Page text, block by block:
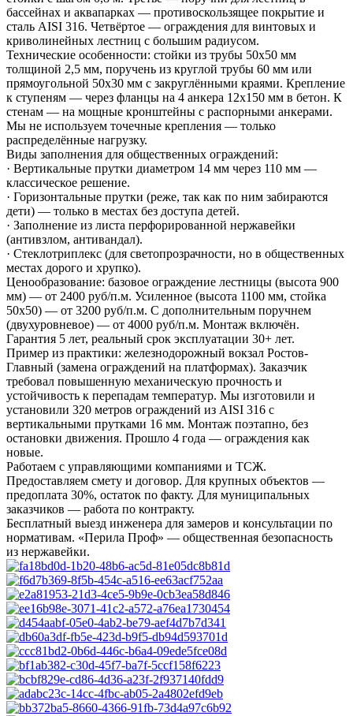
бассейнах и аквапарках — противоскользящее покрытие и
сталь AISI 316. Четвёртое — ограждения для винтовых и
криволинейных лестниц с большим радиусом.
Технические особенности: стойки из трубы 50х50 мм
толщиной 2,5 мм, поручень из круглой трубы 60 мм или
прямоугольной 50х30 мм с закруглёнными краями. Крепление
к ступеням — через фланцы на 4 анкера 12х150 мм в бетон. К
стенам — на мощные кронштейны с распорными анкерами.
Мы не используем точечные крепления — только
распределённые нагрузку.
Виды заполнения для общественных ограждений:
· Вертикальные прутки диаметром 14 мм через 110 мм —
классическое решение.
· Горизонтальные прутки (реже, так как по ним забираются
дети) — только в местах без доступа детей.
· Заполнение из листа перфорированной нержавейки
(антивзлом, антивандал).
· Стеклотриплекс (для светопрозрачности, но в общественных
местах дорого и хрупко).
Ценообразование: базовое ограждение лестницы (высота 900
мм) — от 2400 руб/п.м. Усиленное (высота 1100 мм, стойка
50х50) — от 3200 руб/п.м. С дополнительным поручнем
(двухуровневое) — от 4000 руб/п.м. Монтаж включён.
Гарантия 5 лет, реальный срок эксплуатации 30+ лет.
Пример из практики: железнодорожный вокзал Ростов-
Главный (замена ограждений на платформах). Заказчик
требовал повышенную механическую прочность и
устойчивость к перепадам температур. Мы изготовили и
установили 320 метров ограждений из AISI 316 с
вертикальными прутками 16 мм. Монтаж поэтапно, без
остановки движения. Прошло 4 года — ограждения как
новые.
Работаем с управляющими компаниями и ТСЖ.
Предоставляем смету и договор. Для крупных объектов —
предоплата 30%, остаток по факту. Для муниципальных
заказчиков — работа по контракту.
Бесплатный выезд инженера для замеров и консультации по
нормативам. «Перила Проф» — общественная безопасность
из нержавейки.